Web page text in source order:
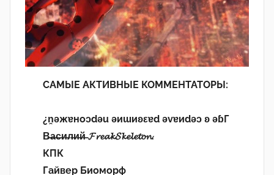
САМЫЕ АКТИВНЫЕ КОММЕНТАТОРЫ:
¿n̯ǝжɐноɔdǝu ǝиɯиʚεɐd ǝvɐиdǝɔ ʚ ǝɓГ
В̶а̶с̶и̶л̶и̶й̶ 𝓕𝓻𝓮𝓪𝓴𝓢𝓴𝓮𝓵𝓮𝓽𝓸𝓷.
КПК
Гайвер Биоморф